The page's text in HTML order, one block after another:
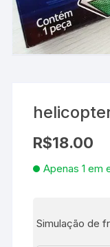
R$18.00
Apenas 1 em
Simulação de